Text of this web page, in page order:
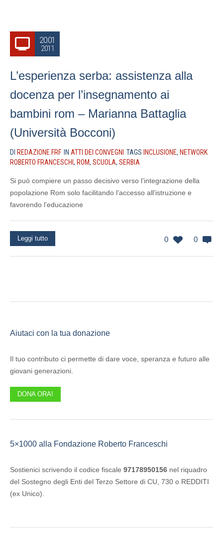
20.01
2011
L’esperienza serba: assistenza alla
docenza per l’insegnamento ai
bambini rom – Marianna Battaglia
(Università Bocconi)
DI REDAZIONE FRF IN ATTI DEI CONVEGNI TAGS INCLUSIONE, NETWORK
ROBERTO FRANCESCHI , ROM, SCUOLA, SERBIA
Si può compiere un passo decisivo verso l’integrazione della
popolazione Rom solo facilitando l’accesso all’istruzione e
favorendo l’educazione
0 0
Leggi tutto
Aiutaci con la tua donazione
Il tuo contributo ci permette di dare voce, speranza e futuro alle
giovani generazioni.
DONA ORA!
5×1000 alla Fondazione Roberto Franceschi
Sostienici scrivendo il codice fiscale 97178950156 nel riquadro
del Sostegno degli Enti del Terzo Settore di CU, 730 o REDDITI
(ex Unico).